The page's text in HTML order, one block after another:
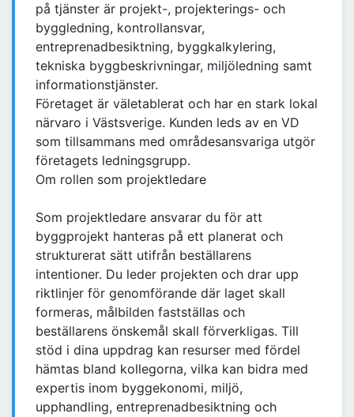
på tjänster är projekt-, projekterings- och
byggledning, kontrollansvar,
entreprenadbesiktning, byggkalkylering,
tekniska byggbeskrivningar, miljöledning samt
informationstjänster.
Företaget är väletablerat och har en stark lokal
närvaro i Västsverige. Kunden leds av en VD
som tillsammans med områdesansvariga utgör
företagets ledningsgrupp.
Om rollen som projektledare
Som projektledare ansvarar du för att
byggprojekt hanteras på ett planerat och
strukturerat sätt utifrån beställarens
intentioner. Du leder projekten och drar upp
riktlinjer för genomförande där laget skall
formeras, målbilden fastställas och
beställarens önskemål skall förverkligas. Till
stöd i dina uppdrag kan resurser med fördel
hämtas bland kollegorna, vilka kan bidra med
expertis inom byggekonomi, miljö,
upphandling, entreprenadbesiktning och